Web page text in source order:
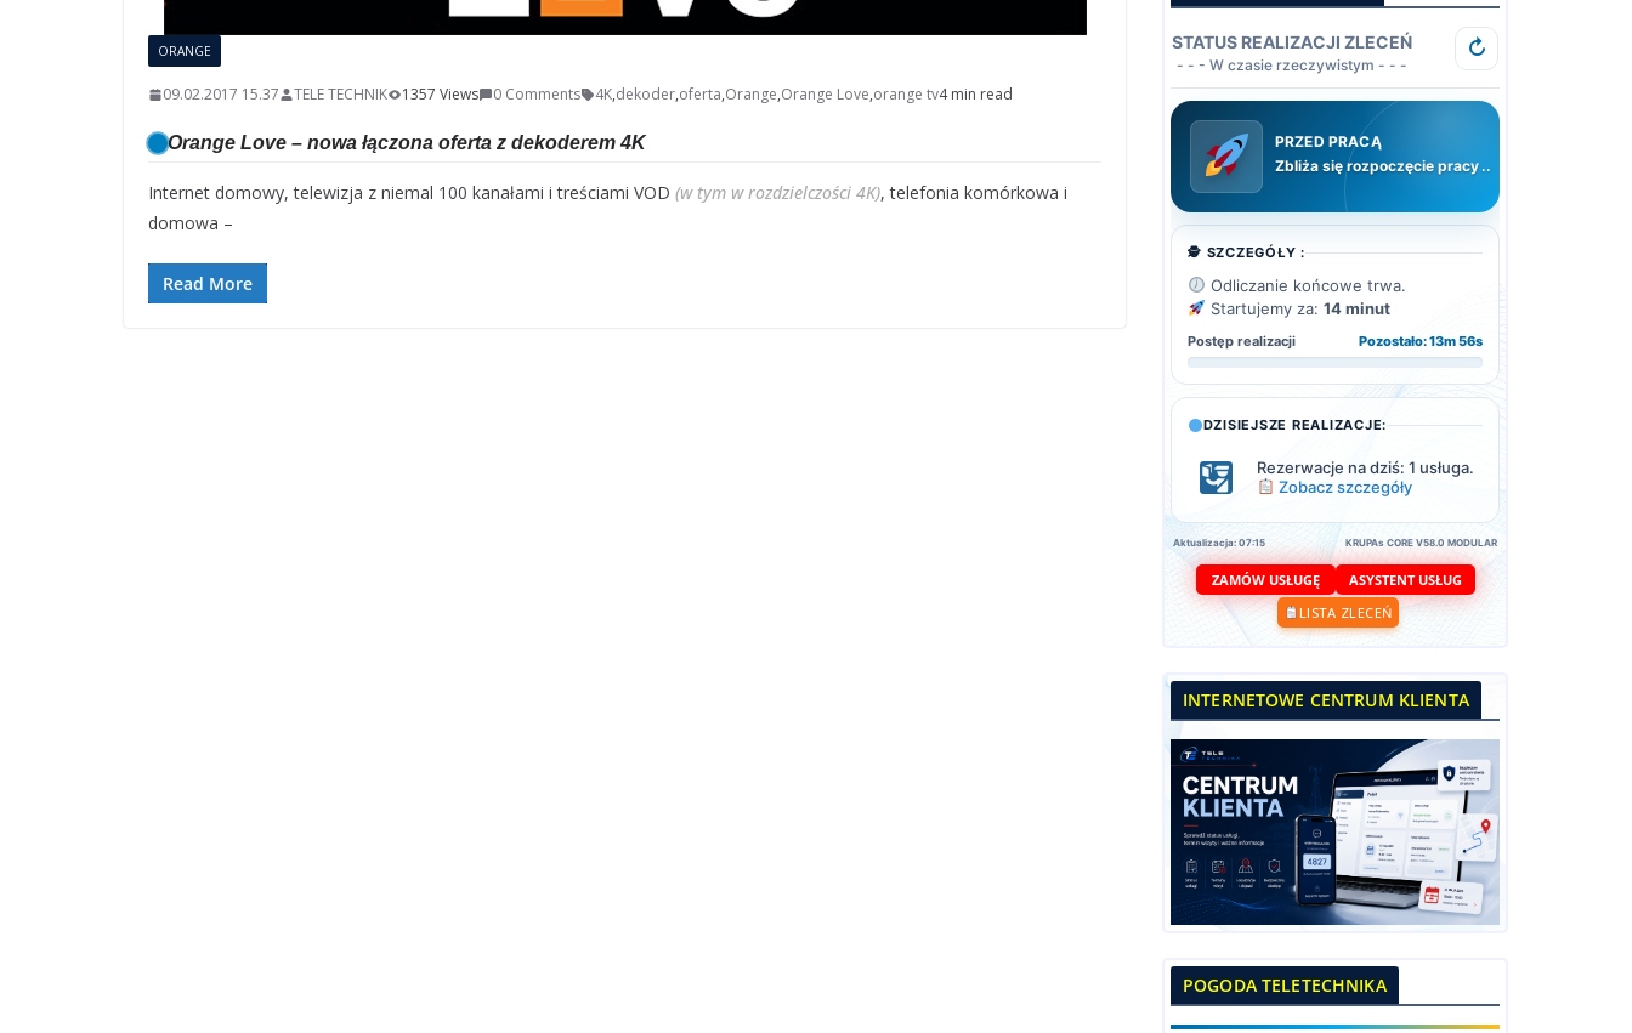
ORANGE
09.02.2017 15.37 TELE TECHNIK 1357 Views 0 Comments 4K,dekoder,oferta,Orange,Orange Love,orange tv4 min read
Orange Love – nowa łączona oferta z dekoderem 4K
Internet domowy, telewizja z niemal 100 kanałami i treściami VOD (w tym w rozdzielczości 4K), telefonia komórkowa i
domowa –
Read More
STATUS REALIZACJI ZLECEŃ
- - - W czasie rzeczywistym - - -
↻
PRZED PRACĄ
Zbliża się rozpoczęcie pracy .
🕵️ SZCZEGÓŁY :
Odliczanie końcowe trwa.
Startujemy za: 14 minut
Postęp realizacji Pozostało: 13m 54s
DZISIEJSZE REALIZACJE:
Rezerwacje na dziś: 1 usługa.
Zobacz szczegóły
Aktualizacja: 07:15 KRUPAs CORE V58.0 MODULAR
ZAMÓW USŁUGĘ
ASYSTENT USŁUG
LISTA ZLECEŃ
INTERNETOWE CENTRUM KLIENTA
POGODA TELETECHNIKA